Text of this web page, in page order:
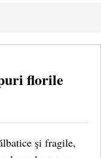
florile
şi fragile,